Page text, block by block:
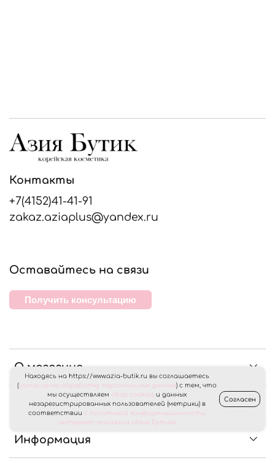
О магазине
Клиентам
Информация
Контакты
+7(4152)41-41-91
zakaz.aziaplus@yandex.ru
Оставайтесь на связи
Получить консультацию
Находясь на https://www.azia-butik.ru вы соглашаетесь
(согласие на обработку персональных данных) с тем, что
мы осуществляем сбор cookies и данных
незарегистрированных пользователей (метрики) в
соответствии с политикой конфиденциальности
интернет магазина «Азия Бутик»
Согласен